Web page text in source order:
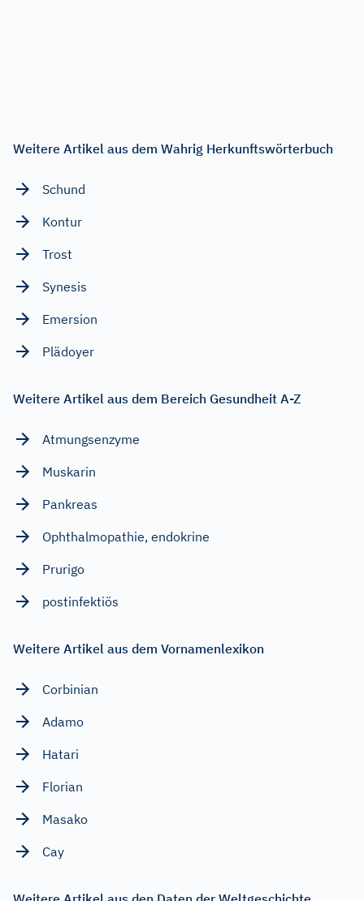
Weitere Artikel aus dem Wahrig Herkunftswörterbuch
Schund
Kontur
Trost
Synesis
Emersion
Plädoyer
Weitere Artikel aus dem Bereich Gesundheit A-Z
Atmungsenzyme
Muskarin
Pankreas
Ophthalmopathie, endokrine
Prurigo
postinfektiös
Weitere Artikel aus dem Vornamenlexikon
Corbinian
Adamo
Hatari
Florian
Masako
Cay